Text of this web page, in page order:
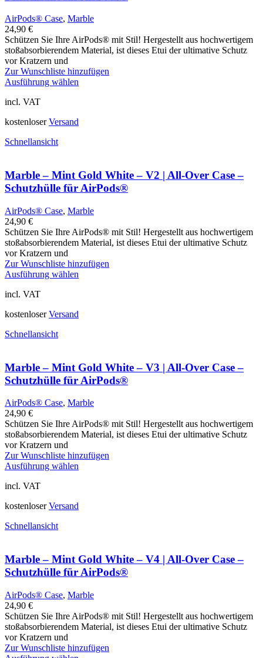
AirPods® Case, Marble
24,90 €
Schützen Sie Ihre AirPods® mit Stil! Hergestellt aus hochwertigem
stoßabsorbierendem Material, ist dieses Etui der ultimative Schutz
vor Kratzern und
Zur Wunschliste hinzufügen
Ausführung wählen
incl. VAT
kostenloserVersand
Schnellansicht
Marble – Mint Gold White – V2 | All-Over Case –
Schutzhülle für AirPods®
AirPods® Case, Marble
24,90 €
Schützen Sie Ihre AirPods® mit Stil! Hergestellt aus hochwertigem
stoßabsorbierendem Material, ist dieses Etui der ultimative Schutz
vor Kratzern und
Zur Wunschliste hinzufügen
Ausführung wählen
incl. VAT
kostenloserVersand
Schnellansicht
Marble – Mint Gold White – V3 | All-Over Case –
Schutzhülle für AirPods®
AirPods® Case, Marble
24,90 €
Schützen Sie Ihre AirPods® mit Stil! Hergestellt aus hochwertigem
stoßabsorbierendem Material, ist dieses Etui der ultimative Schutz
vor Kratzern und
Zur Wunschliste hinzufügen
Ausführung wählen
incl. VAT
kostenloserVersand
Schnellansicht
Marble – Mint Gold White – V4 | All-Over Case –
Schutzhülle für AirPods®
AirPods® Case, Marble
24,90 €
Schützen Sie Ihre AirPods® mit Stil! Hergestellt aus hochwertigem
stoßabsorbierendem Material, ist dieses Etui der ultimative Schutz
vor Kratzern und
Zur Wunschliste hinzufügen